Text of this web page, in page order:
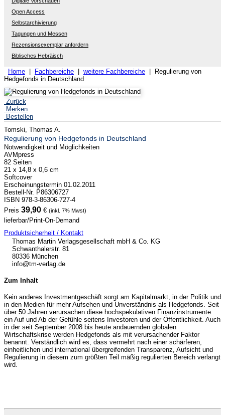
Open Access
Selbstarchivierung
Tagungen und Messen
Rezensionsexemplar anfordern
Biblisches Hebräisch
Home Fachbereiche weitere Fachbereiche | Regulierung von
Hedgefonds in Deutschland
Zurück
Merken
Bestellen
Tomski, Thomas A.
Regulierung von Hedgefonds in Deutschland
Notwendigkeit und Möglichkeiten
AVMpress
82 Seiten
21 x 14,8 x 0,6 cm
Softcover
Erscheinungstermin 01.02.2011
Bestell-Nr. P86306727
ISBN 978-3-86306-727-4
Preis 39,90 € (inkl. 7% Mwst)
lieferbar/Print-On-Demand
Produktsicherheit / Kontakt
Thomas Martin Verlagsgesellschaft mbH & Co. KG
Schwanthalerstr. 81
80336 München
info@tm-verlag.de
Zum Inhalt
Kein anderes Investmentgeschäft sorgt am Kapitalmarkt, in der Politik und
in den Medien für mehr Aufsehen und Unverständnis als Hedgefonds. Seit
über 50 Jahren verursachen diese hochspekulativen Finanzinstrumente
ein Auf und Ab der Gefühle seitens Investoren und der Öffentlichkeit. Auch
in der seit September 2008 bis heute andauernden globalen
Wirtschaftskrise werden Hedgefonds als mit verursachender Faktor
benannt. Verständlich wird es, dass vermehrt nach einer schärferen,
einheitlichen und international übergreifenden Transparenz, Aufsicht und
Regulierung in diesem zum größten Teil mäßig regulierten Bereich verlangt
wird.